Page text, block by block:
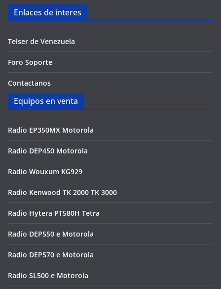
Enlaces de interes
Telser de Venezuela
Foro Soporte
Contactanos
Equipos en venta
Radio EP350MX Motorola
Radio DEP450 Motorola
Radio Wouxum KG929
Radio Kenwood TK 2000 TK 3000
Radio Hytera PT580H Tetra
Radio DEP550 e Motorola
Radio DEP570 e Motorola
Radio SL500 e Motorola